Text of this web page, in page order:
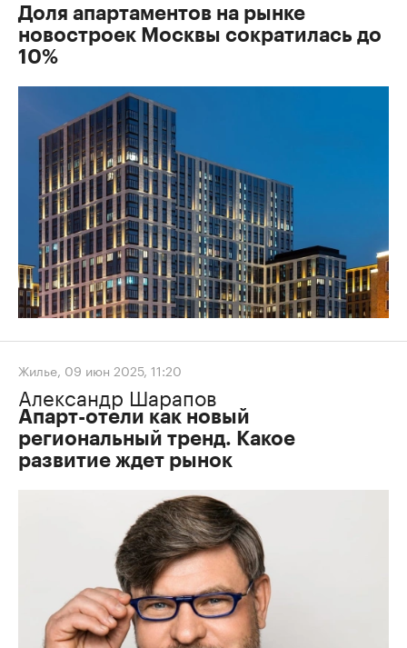
Доля апартаментов на рынке
новостроек Москвы сократилась до
10%
Жилье, 09 июн 2025, 11:20
Александр Шарапов
Апарт-отели как новый
региональный тренд. Какое
развитие ждет рынок